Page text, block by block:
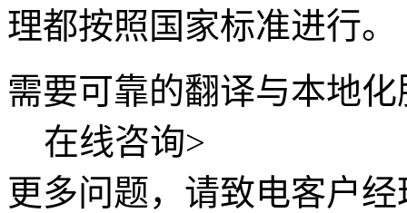
理都按照国家标准进行。
需要可靠的翻译与本地化
在线咨询>
更多问题，请致电客户经